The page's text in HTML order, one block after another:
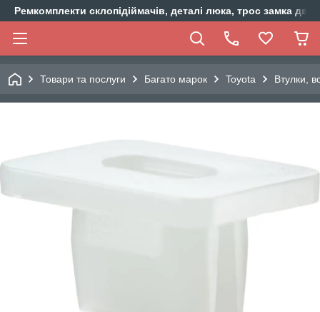
Ремкомплекти склопідіймачів, деталі люка, трос замка
Товари та послуги Багато марок Toyota Втулки,